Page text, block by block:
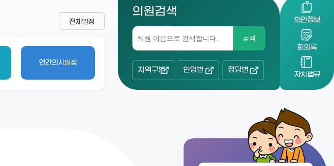
연간의사일정
전체일정
의원검색
검색
지역구별 인명별 정당별
의안정보
회의록
자치법규